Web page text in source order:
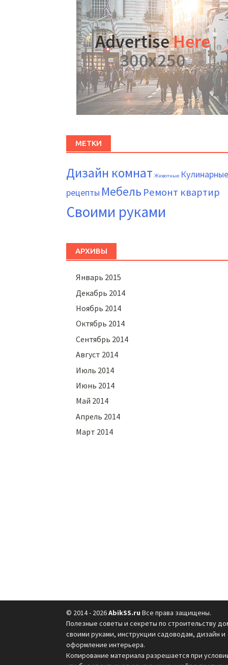
МЕТКИ
Дизайн комнат Животные Кулинарные
рецепты Мебель Ремонт квартир
Своими руками
АРХИВЫ
Январь 2015
Декабрь 2014
Ноябрь 2014
Октябрь 2014
Сентябрь 2014
Август 2014
Июль 2014
Июнь 2014
Май 2014
Апрель 2014
Март 2014
© 2014 - 2026AbikSS.ru Все права защищены.
Полезные советы и секреты по строительству
своими руками, инструкции садоводам, дизайн и
оформление интерьера.
Копирование материала разрешается при